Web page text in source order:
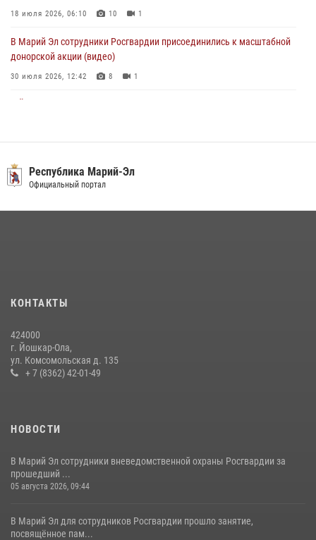
18 июля 2026, 06:10 10 1
В Марий Эл сотрудники Росгвардии присоединились к масштабной
донорской акции (видео)
30 июля 2026, 12:42 8 1
В Йошкар-Оле для сотрудников Росгвардии провели занятие по
Управление Росгвардии по Республике Марий Эл приняло участие в
09 июля 2026, 06:04
В Марий Эл для сотрудников Росгвардии прошло занятие,
Республика Марий-Эл
Официальный портал
КОНТАКТЫ
424000
г. Йошкар-Ола,
ул. Комсомольская д. 135
+ 7 (8362) 42-01-49
НОВОСТИ
В Марий Эл сотрудники вневедомственной охраны Росгвардии за
прошедший ...
05 августа 2026, 09:44
В Марий Эл для сотрудников Росгвардии прошло занятие,
посвящённое пам...